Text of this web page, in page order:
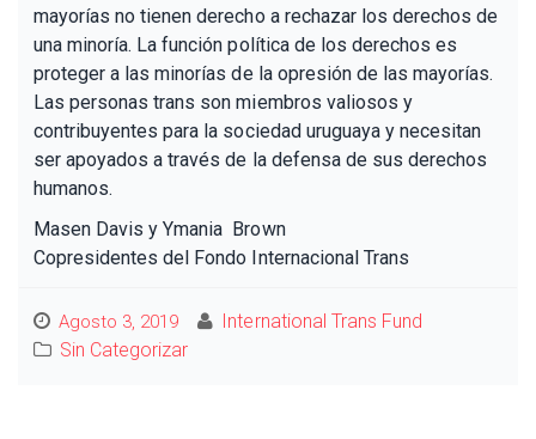
mayorías no tienen derecho a rechazar los derechos de
una minoría. La función política de los derechos es
proteger a las minorías de la opresión de las mayorías.
Las personas trans son miembros valiosos y
contribuyentes para la sociedad uruguaya y necesitan
ser apoyados a través de la defensa de sus derechos
humanos.
Masen Davis y Ymania Brown
Copresidentes del Fondo Internacional Trans
Agosto 3, 2019
International Trans Fund
Sin Categorizar